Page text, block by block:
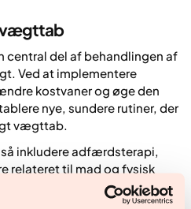
vægttab
central del af behandlingen af
Ved at implementere
kostvaner og øge den
nye, sundere rutiner, der
vægttab.
inkludere adfærdsterapi,
relateret til mad og fysisk
trin. Patientens motivation og
da langsigtede resultater